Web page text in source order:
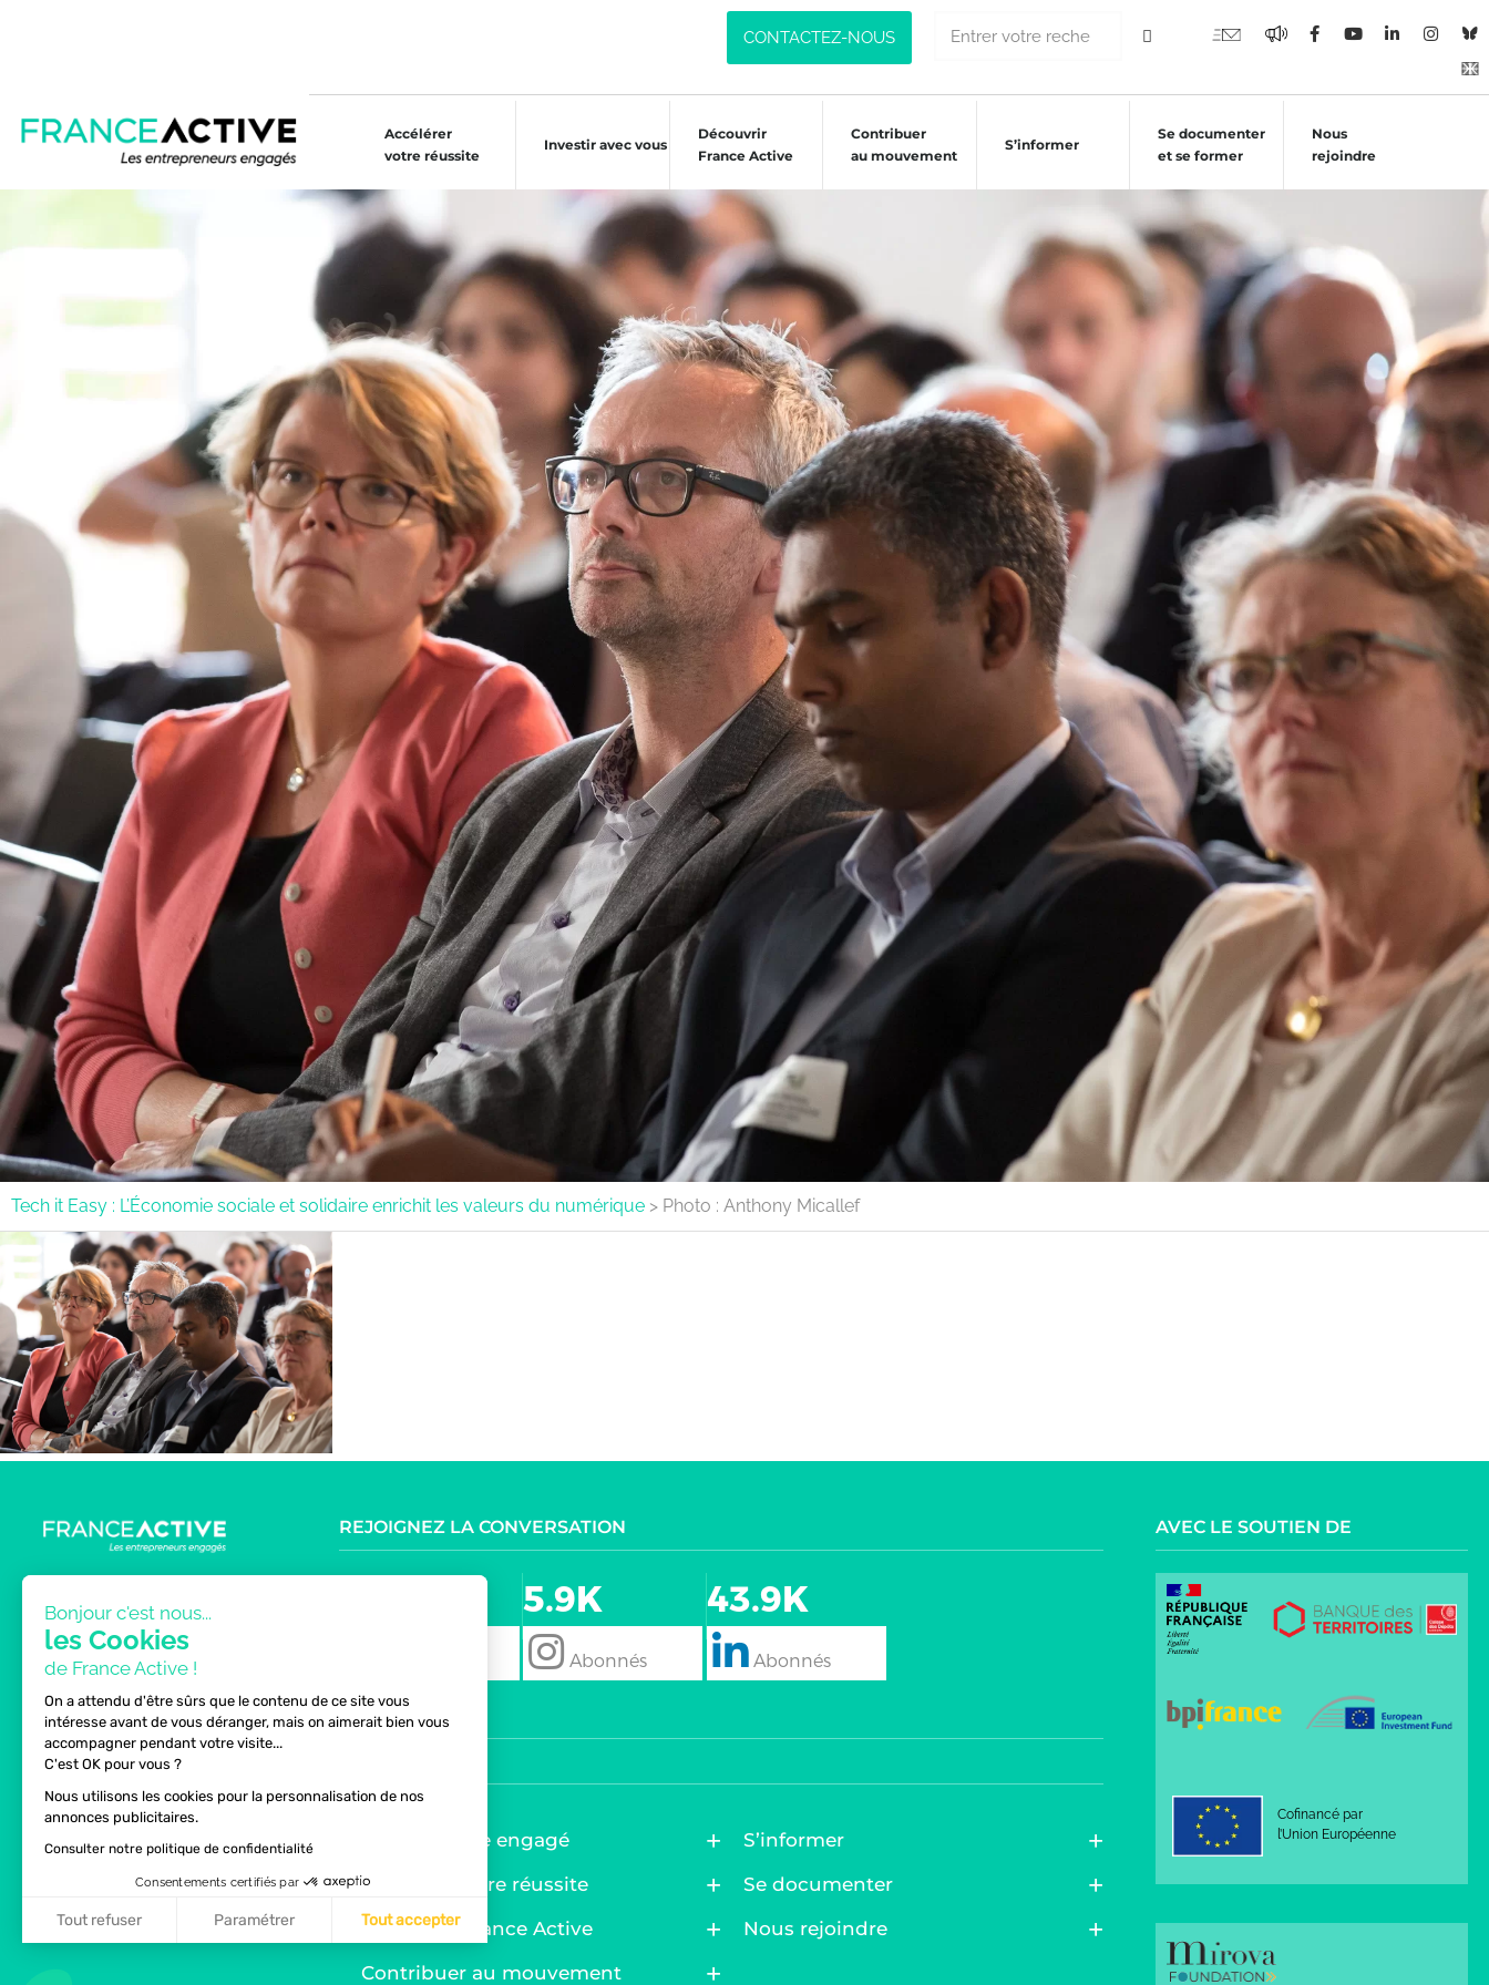
CONTACTEZ-NOUS
Accélérer
votre réussite
Investir avec vous
Découvrir
France Active
Contribuer
au mouvement
S’informer
Se documenter
et se former
Nous
rejoindre
Tech it Easy : L’Économie sociale et solidaire enrichit les valeurs du numérique > Photo : Anthony Micallef
NOUS TROUVER
NEWSLETTER
PRESSE
ALERTE FRAUDE
MENTIONS LÉGALES
DONNÉES PERSONNELLES
REJOIGNEZ LA CONVERSATION
5.9K
follow
43.9K
Follow
Entreprendre engagé
Accélérer votre réussite
Découvrir France Active
Contribuer au mouvement
S’informer
Se documenter
Nous rejoindre
AVEC LE SOUTIEN DE
Cofinancé par
l’Union Européenne
Bonjour c'est nous...
les Cookies
de France Active !
On a attendu d'être sûrs que le contenu de ce site vous
intéresse avant de vous déranger, mais on aimerait bien vous
accompagner pendant votre visite...
C'est OK pour vous ?
Nous utilisons les cookies pour la personnalisation de nos
annonces publicitaires.
Consulter notre politique de confidentialité
Consentements certifiés par
Tout refuser Paramétrer Tout accepter